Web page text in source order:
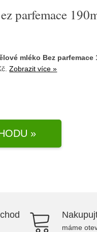
parfemace
mléko Bez parfemace
Zobrazit více »
»
máme